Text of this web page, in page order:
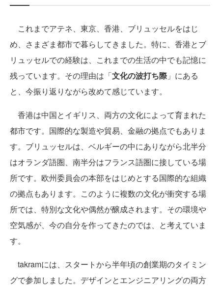
これまでアテネ、東京、香港、ブリュッセルをはじ
め、さまざま都市で暮らしてきました。特に、香港とブ
リュッセルでの経験は、これまでの生活の中でも記憶に
残っています。その理由は「文化の波打ち際 」にある
と、今振り返りながら改めて感じています。
香港は中国とイギリス、両方の文化によって育まれた
都市です。国際的な製造や貿易、金融の拠点でもありま
す。ブリュッセルは、ベルギーの中にありながら北半分
はオランダ語圏、南半分はフランス語圏に接している場
所です。欧州委員会の本部をはじめとする国際的な組織
の拠点もあります。このように複数の文化が衝突する場
所では、特別な文化や偶然が醸成されます。その環境や
空気感が、今の自分を作ってきたのでは、と考えていま
す。
takramには、スタートから半年頃の創業期のタイミン
グで参加しました。デザインとエンジニアリングの両方